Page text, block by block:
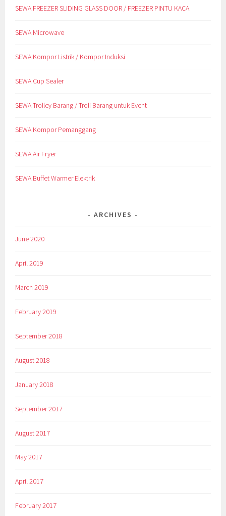
SEWA FREEZER SLIDING GLASS DOOR / FREEZER PINTU KACA
SEWA Microwave
SEWA Kompor Listrik / Kompor Induksi
SEWA Cup Sealer
SEWA Trolley Barang / Troli Barang untuk Event
SEWA Kompor Pemanggang
SEWA Air Fryer
SEWA Buffet Warmer Elektrik
ARCHIVES
June 2020
April 2019
March 2019
February 2019
September 2018
August 2018
January 2018
September 2017
August 2017
May 2017
April 2017
February 2017